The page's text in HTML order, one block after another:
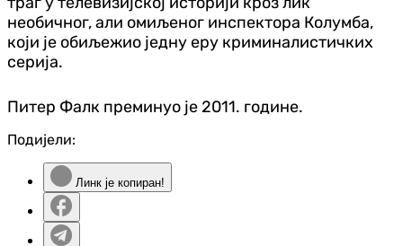
необичног, али омиљеног инспектора Колумба,
који је обиљежио једну еру криминалистичких
серија.
Питер Фалк преминуо је 2011. године.
Подијели:
Линк је копиран!